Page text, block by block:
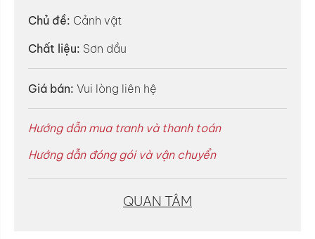
Chủ đề: Cảnh vật
Chất liệu: Sơn dầu
Giá bán: Vui lòng liên hệ
Hướng dẫn mua tranh và thanh toán
Hướng dẫn đóng gói và vận chuyển
QUAN TÂM